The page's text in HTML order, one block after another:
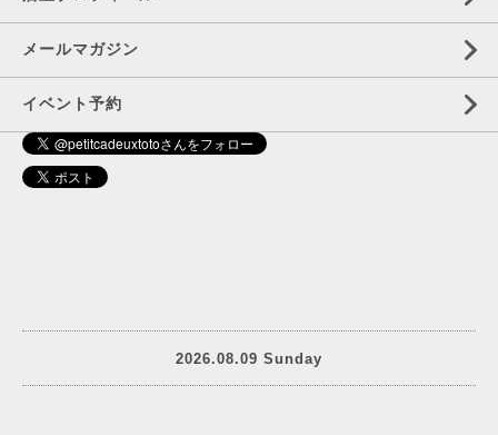
メールマガジン
イベント予約
2026.08.09 Sunday